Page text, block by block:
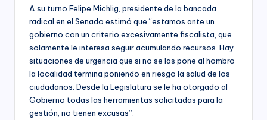
A su turno Felipe Michlig, presidente de la bancada
radical en el Senado estimó que “estamos ante un
gobierno con un criterio excesivamente fiscalista, que
solamente le interesa seguir acumulando recursos. Hay
situaciones de urgencia que si no se las pone al hombro
la localidad termina poniendo en riesgo la salud de los
ciudadanos. Desde la Legislatura se le ha otorgado al
Gobierno todas las herramientas solicitadas para la
gestión, no tienen excusas”.